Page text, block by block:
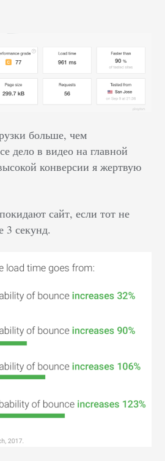
больше, чем
дело в видео на главной
конверсии я жертвую
сайт, если тот не
3 секунд.